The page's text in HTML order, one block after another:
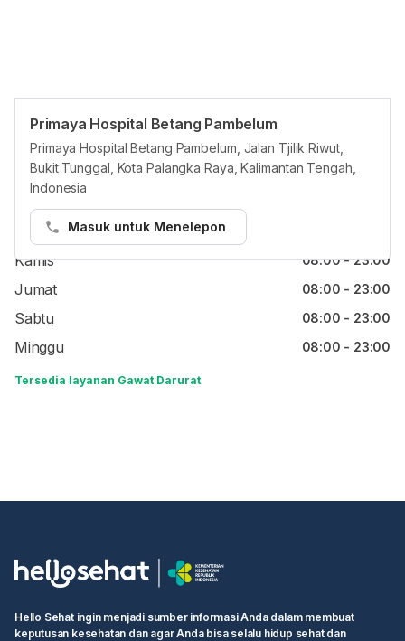
Primaya Hospital Betang Pambelum
Primaya Hospital Betang Pambelum, Jalan Tjilik Riwut,
Bukit Tunggal, Kota Palangka Raya, Kalimantan Tengah,
Indonesia
Masuk untuk Menelepon
Jam reguler
Senin 08:00 - 23:00
Rabu
Kamis 08:00 - 23:00
Jumat 08:00 - 23:00
Sabtu 08:00 - 23:00
Minggu 08:00 - 23:00
Tersedia layanan Gawat Darurat
Hello Sehat ingin menjadi sumber informasi Anda dalam membuat
keputusan kesehatan dan agar Anda bisa selalu hidup sehat dan